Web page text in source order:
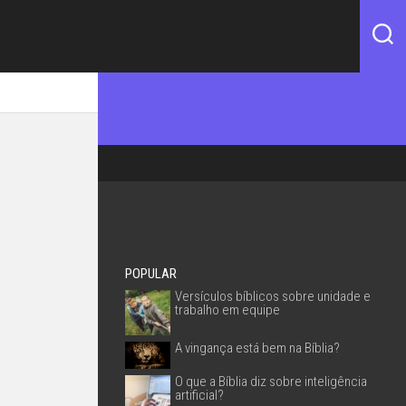
POPULAR
Versículos bíblicos sobre unidade e
trabalho em equipe
A vingança está bem na Bíblia?
O que a Bíblia diz sobre inteligência
artificial?